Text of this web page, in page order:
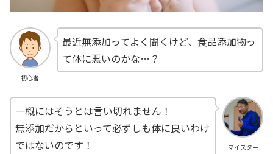
初心者
最近無添加ってよく聞くけど、食品添加物っ
て体に悪いのかな…？
マイスター
一概にはそうとは言い切れません！
無添加だからといって必ずしも体に良いわけ
ではないのです！